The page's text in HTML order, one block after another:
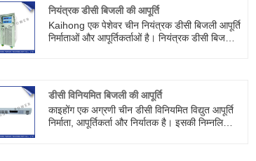
नियंत्रक डीसी बिजली की आपूर्ति
Kaihong एक पेशेवर चीन नियंत्रक डीसी बिजली आपूर्ति
निर्माताओं और आपूर्तिकर्ताओं है। नियंत्रक डीसी बिजली
डीसी विनियमित बिजली की आपूर्ति
काइहोंग एक अग्रणी चीन डीसी विनियमित विद्युत आपूर्ति
निर्माता, आपूर्तिकर्ता और निर्यातक है। इसकी निम्नलिखित